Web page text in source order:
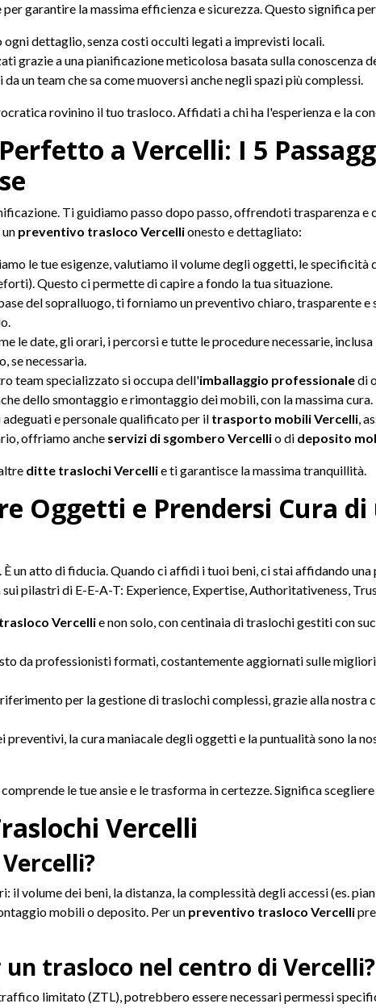
garantire la massima efficienza e sicurezza. Questo significa
dettaglio, senza costi occulti legati a imprevisti locali.
grazie a una pianificazione meticolosa basata sulla conoscenza
un team che sa come muoversi anche negli spazi più complessi.
rovinino il tuo trasloco. Affidati a chi ha l'esperienza e la
a Vercelli: I 5
Ti guidiamo passo dopo passo, offrendoti trasparenza
preventivo trasloco Vercellionesto e dettagliato:
le tue esigenze, valutiamo il volume degli oggetti, le specificità
Questo ci permette di capire a fondo la tua situazione.
del sopralluogo, ti forniamo un preventivo chiaro, trasparente e
le date, gli orari, i percorsi e tutte le procedure necessarie,
se necessaria.
team specializzato si occupa dell'imballaggio professionaledi
dello smontaggio e rimontaggio dei mobili, con la massima cura.
e personale qualificato per il trasporto mobili Vercelli,
offriamo anche servizi di sgombero Vercellio di deposito
ditte traslochi Vercellie ti garantisce la massima tranquillità.
Oggetti e Prendersi Cura di
un atto di fiducia. Quando ci affidi i tuoi beni, ci stai affidando
pilastri di E-E-A-T: Experience, Expertise, Authoritativeness,
Vercellie non solo, con centinaia di traslochi gestiti con
da professionisti formati, costantemente aggiornati sulle
per la gestione di traslochi complessi, grazie alla nostra
preventivi, la cura maniacale degli oggetti e la puntualità sono la
le tue ansie e le trasforma in certezze. Significa
Vercelli
volume dei beni, la distanza, la complessità degli accessi (es.
mobili o deposito. Per un preventivo trasloco Vercelli
trasloco nel centro di Vercelli?
limitato (ZTL), potrebbero essere necessari permessi